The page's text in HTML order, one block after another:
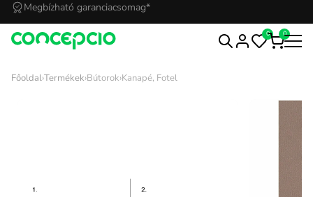
Kedvezmények Concepcioshop klubtagoknak
0 0
Főoldal›Termékek›Bútorok›Kanapé, Fotel